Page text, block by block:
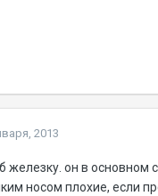
2013
железку. он в основном
носом плохие, если